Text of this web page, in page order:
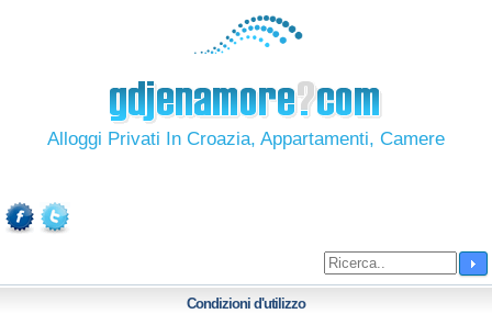
Alloggi Privati In Croazia, Appartamenti, Camere
Condizioni d'utilizzo